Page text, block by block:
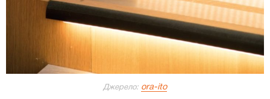
Джерело: ora-ito